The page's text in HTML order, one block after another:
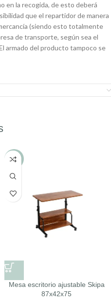
en la recogida, de esto deberá
que el repartidor de manera
(siendo esto totalmente
de transporte, según sea el
armado del producto tampoco se
-22%
Mesa escritorio ajustable Skipa
87x42x75